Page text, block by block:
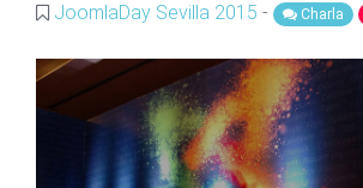
JoomlaDay Sevilla 2015 - Charla